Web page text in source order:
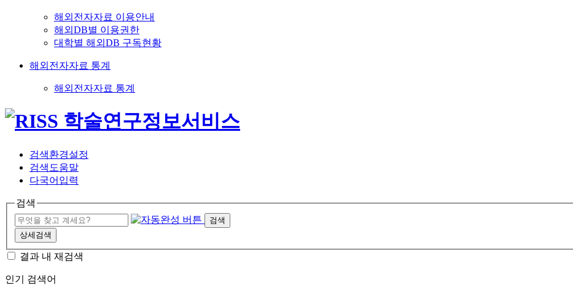
해외전자자료 이용안내
해외DB별 이용권한
대학별 해외DB 구독현황
해외전자자료 통계
해외전자자료 통계
검색환경설정
검색도움말
다국어입력
검색
검색
상세검색
결과 내 재검색
인기 검색어